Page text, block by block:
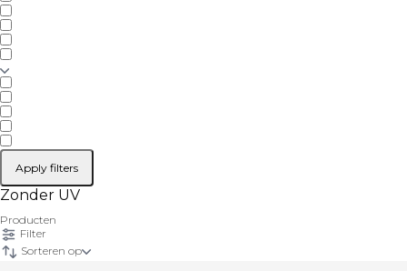
Apply filters
Zonder UV
Producten
Filter
Sorteren op